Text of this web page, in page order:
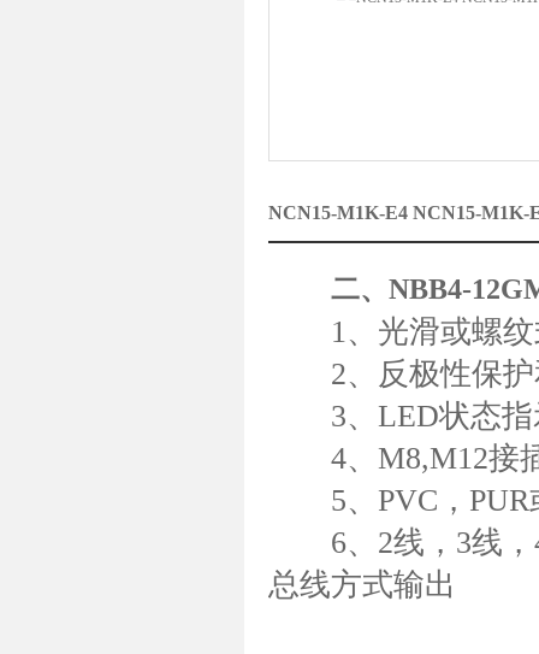
NCN15-M1K-E4 NCN15-M1K-
二、NBB4-
1、光滑或螺纹
2、反极性保护
3、LED状态指
4、M8,M12接插
5、PVC，PUR
6、2线，3线，4
总线方式输出